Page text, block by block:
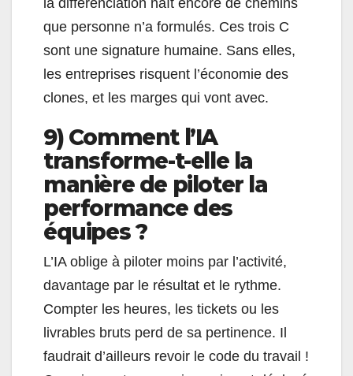
que personne n’a formulés. Ces trois C
sont une signature humaine. Sans elles,
les entreprises risquent l’économie des
clones, et les marges qui vont avec.
9) Comment l’IA
transforme-t-elle la
manière de piloter la
performance des
équipes ?
L’IA oblige à piloter moins par l’activité,
davantage par le résultat et le rythme.
Compter les heures, les tickets ou les
livrables bruts perd de sa pertinence. Il
faudrait d’ailleurs revoir le code du travail !